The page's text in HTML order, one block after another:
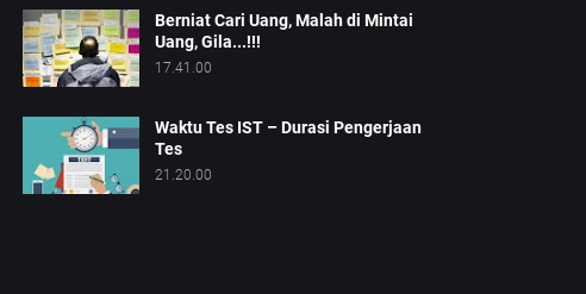
Berniat Cari Uang, Malah di Mintai
Uang, Gila...!!!
17.41.00
Waktu Tes IST – Durasi Pengerjaan
Tes
21.20.00